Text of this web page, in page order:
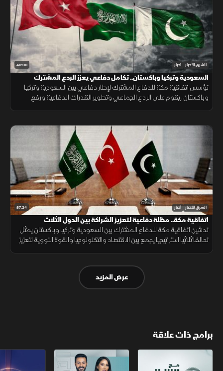
49:00 الشرق للأخبار أخبار
السعودية وتركيا وباكستان.. تكامل دفاعي يعزز الردع المشترك
تؤسس اتفاقية مكة للدفاع المشترك لإطار دفاعي بين السعودية وتركيا
وباكستان، يقوم على الردع الجماعي وتطوير القدرات الدفاعية ورفع
57:24 الشرق للأخبار أخبار
اتفاقية مكة.. مظلة دفاعية لتعزيز الشراكة بين الدول الثلاث
تدشين اتفاقية مكة للدفاع المشترك بين السعودية وتركيا وباكستان يمثل
تحالفا ثلاثيا استراتيجيا يجمع بين الاقتصاد والتكنولوجيا والقوة النووية لتعزيز
عرض المزيد
برامج ذات علاقة
مع الشرق الأوسط الخبر الآخر تقارير الشرق